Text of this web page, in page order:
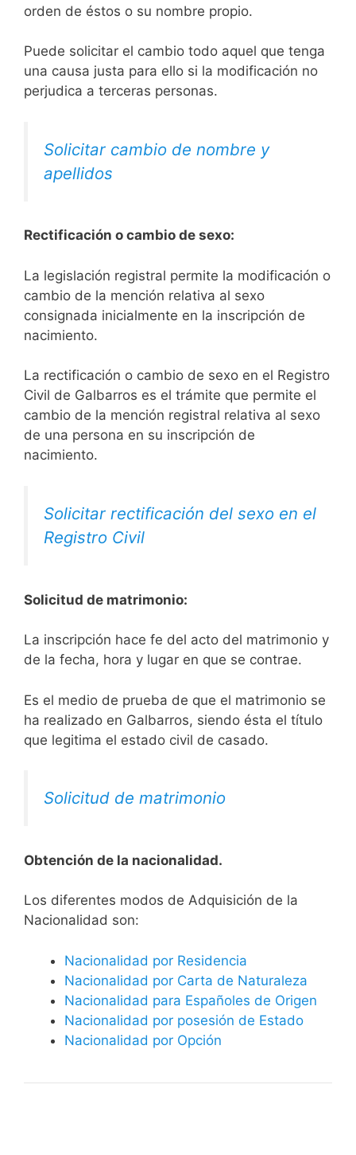
orden de éstos o su nombre propio.
Puede solicitar el cambio todo aquel que tenga
una causa justa para ello si la modificación no
perjudica a terceras personas.
Solicitar cambio de nombre y
apellidos
Rectificación o cambio de sexo:
La legislación registral permite la modificación o
cambio de la mención relativa al sexo
consignada inicialmente en la inscripción de
nacimiento.
La rectificación o cambio de sexo en el Registro
Civil de Galbarros es el trámite que permite el
cambio de la mención registral relativa al sexo
de una persona en su inscripción de
nacimiento.
Solicitar rectificación del sexo en el
Registro Civil
Solicitud de matrimonio:
La inscripción hace fe del acto del matrimonio y
de la fecha, hora y lugar en que se contrae.
Es el medio de prueba de que el matrimonio se
ha realizado en Galbarros, siendo ésta el título
que legitima el estado civil de casado.
Solicitud de matrimonio
Obtención de la nacionalidad.
​​​Los diferentes modos de Adquisición de la
Nacionalidad son:
Nacionalidad por Residencia
Nacionalidad por Carta de Naturaleza
Nacionalidad para Españoles de Origen
Nacionalidad por posesión de Estado
Nacionalidad por Opción